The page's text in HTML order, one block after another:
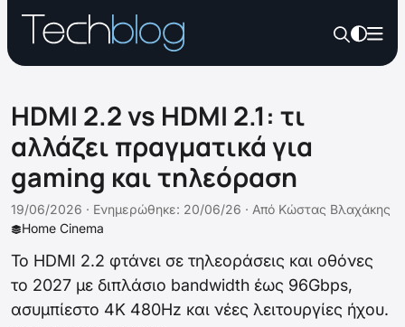
HDMI 2.2 vs HDMI 2.1: τι
αλλάζει πραγματικά για
gaming και τηλεόραση
Home Cinema
19/06/2026 · Ενημερώθηκε: 20/06/26 · Από Κώστας Βλαχάκης
Το HDMI 2.2 φτάνει σε τηλεοράσεις και οθόνες
το 2027 με διπλάσιο bandwidth έως 96Gbps,
ασυμπίεστο 4K 480Hz και νέες λειτουργίες ήχου.